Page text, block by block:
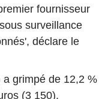
fournisseur
surveillance
déclare le
grimpé de 12,2 %
(3 150).